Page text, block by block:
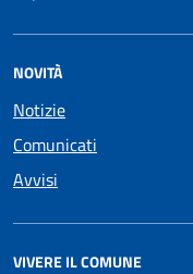
NOVITÀ
Notizie
Comunicati
Avvisi
VIVERE IL COMUNE